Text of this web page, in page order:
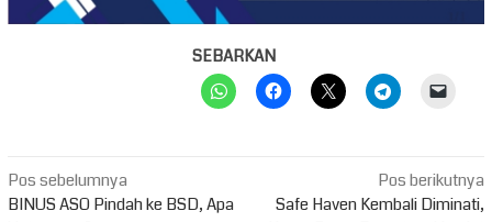
SEBARKAN
Navigasi
Pos sebelumnya
BINUS ASO Pindah ke BSD, Apa
Pos berikutnya
Safe Haven Kembali Diminati,